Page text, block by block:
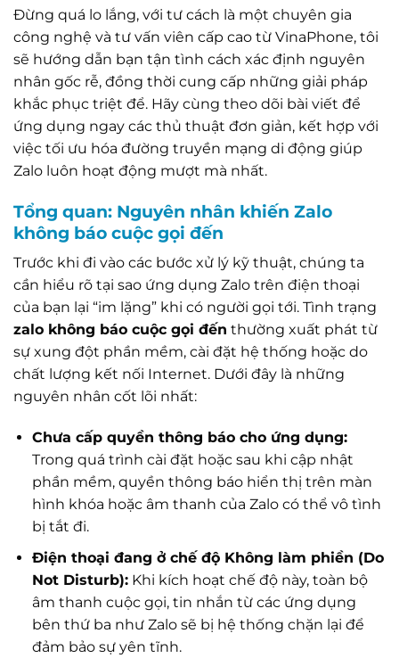
Đừng quá lo lắng, với tư cách là một chuyên gia
công nghệ và tư vấn viên cấp cao từ VinaPhone, tôi
sẽ hướng dẫn bạn tận tình cách xác định nguyên
nhân gốc rễ, đồng thời cung cấp những giải pháp
khắc phục triệt để. Hãy cùng theo dõi bài viết để
ứng dụng ngay các thủ thuật đơn giản, kết hợp với
việc tối ưu hóa đường truyền mạng di động giúp
Zalo luôn hoạt động mượt mà nhất.
Tổng quan: Nguyên nhân khiến Zalo
không báo cuộc gọi đến
Trước khi đi vào các bước xử lý kỹ thuật, chúng ta
cần hiểu rõ tại sao ứng dụng Zalo trên điện thoại
của bạn lại “im lặng” khi có người gọi tới. Tình trạng
zalo không báo cuộc gọi đến thường xuất phát từ
sự xung đột phần mềm, cài đặt hệ thống hoặc do
chất lượng kết nối Internet. Dưới đây là những
nguyên nhân cốt lõi nhất:
Chưa cấp quyền thông báo cho ứng dụng:
Trong quá trình cài đặt hoặc sau khi cập nhật
phần mềm, quyền thông báo hiển thị trên màn
hình khóa hoặc âm thanh của Zalo có thể vô tình
bị tắt đi.
Điện thoại đang ở chế độ Không làm phiền (Do
Not Disturb):Khi kích hoạt chế độ này, toàn bộ
âm thanh cuộc gọi, tin nhắn từ các ứng dụng
bên thứ ba như Zalo sẽ bị hệ thống chặn lại để
đảm bảo sự yên tĩnh.